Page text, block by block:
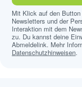
Mit Klick auf den
Newsletters und der
Interaktion mit dem
zu. Du kannst deine
Abmeldelink. Mehr
Datenschutzhinweisen.